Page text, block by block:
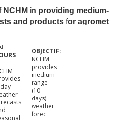
NCHM in providing medium-
and products for agromet
NCHM
provides
medium-
range
(10
days)
weather
forec